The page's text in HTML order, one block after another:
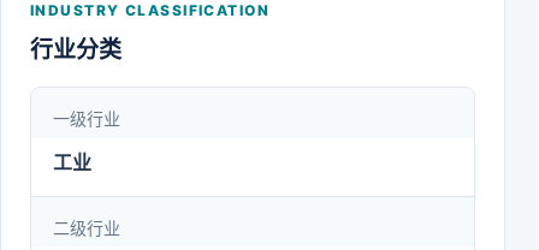
航空货运服务、航空货站服务、综合物流解决方案三
挥“载旗飞行”的品牌价值，抓住中国产业升级、跨境
电子商务机会和社会消费升级契机，打造具有全球竞
合服务商。
INDUSTRY CLASSIFICATION
行业分类
一级行业
工业
二级行业